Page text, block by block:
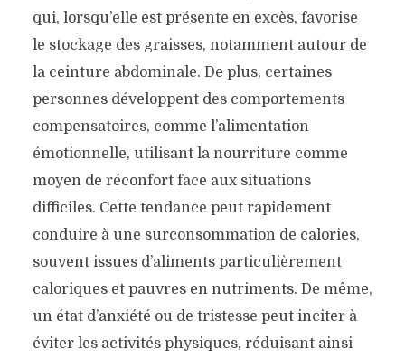
qui, lorsqu’elle est présente en excès, favorise
le stockage des graisses, notamment autour de
la ceinture abdominale. De plus, certaines
personnes développent des comportements
compensatoires, comme l’alimentation
émotionnelle, utilisant la nourriture comme
moyen de réconfort face aux situations
difficiles. Cette tendance peut rapidement
conduire à une surconsommation de calories,
souvent issues d’aliments particulièrement
caloriques et pauvres en nutriments. De même,
un état d’anxiété ou de tristesse peut inciter à
éviter les activités physiques, réduisant ainsi